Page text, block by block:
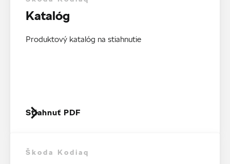
Katalóg
Produktový katalóg na stiahnutie
Stiahnuť PDF
Škoda Kodiaq